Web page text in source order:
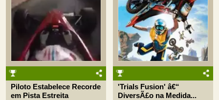
Piloto Estabelece Recorde
em Pista Estreita
'Trials Fusion' â€“
DiversÃ£o na Medida...